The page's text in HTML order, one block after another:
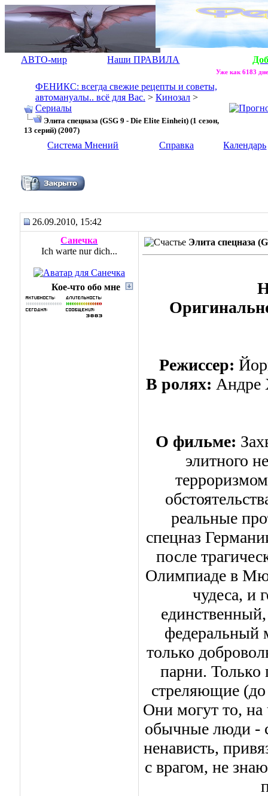
АВТО-мир Наши ПРАВИЛА
Уже как 6183
ФЕНИКС: всегда свежие рецепты и советы,
автомануалы.. всё для Вас. > Кинозал >
Сериалы
Элита спецназа (GSG 9 - Die Elite Einheit) (1 сезон,
13 серий) (2007)
Система Мнений Справка Календарь
26.09.2010, 15:42
Санечка
Ich warte nur dich...
Кое-что обо мне
Элита спецназа
Режиссер:
В ролях: Андре
О фильме:
элитного
реальные
спецназ
после
Олимпиаде в
чудеса, и
федеральный
только
парни. Только
стреляющие
Они могут то, на
обычные люди -
ненависть,
с врагом, не